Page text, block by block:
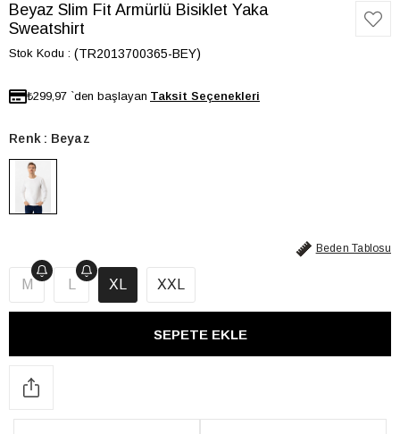
Beyaz Slim Fit Armürlü Bisiklet Yaka
Sweatshirt
Stok Kodu (TR2013700365-BEY)
₺299,97 `den başlayan
Renk Beyaz
Beden Tablosu
M XL XXL